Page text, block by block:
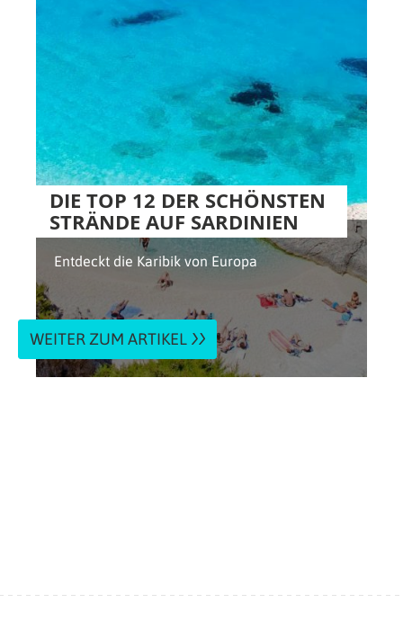
DIE TOP 12 DER SCHÖNSTEN
STRÄNDE AUF SARDINIEN
Entdeckt die Karibik von Europa
WEITER ZUM ARTIKEL